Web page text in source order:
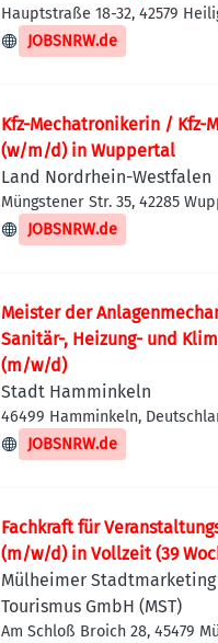
Hauptstraße 18-32, 42579
Deutschland
JOBSNRW.de
Kfz-Mechatronikerin / Kfz-
(w/m/d) in Wuppertal
Land Nordrhein-Westfalen
Müngstener Str. 35, 42285
Deutschland
JOBSNRW.de
Meister der
Sanitär-, Heizung- und
(m/w/d)
Stadt Hamminkeln
46499 Hamminkeln,
JOBSNRW.de
Fachkraft für
(m/w/d) in Vollzeit (39
Mülheimer Stadtmarketing
Tourismus GmbH (MST)
Am Schloß Broich 28, 45479